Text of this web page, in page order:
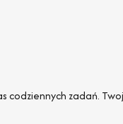
codziennych zadań.